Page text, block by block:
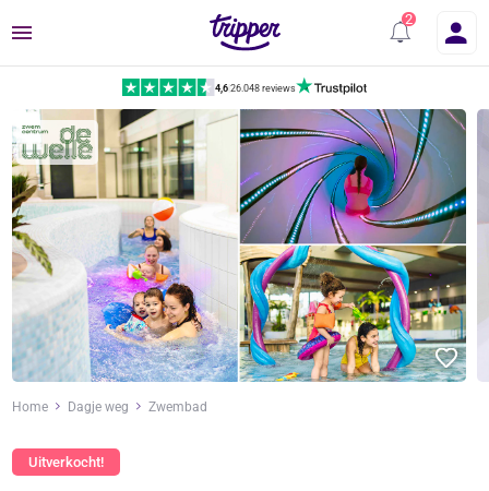
Menu
4,6|26.048 reviews
Home Dagje weg Zwembad
Uitverkocht!